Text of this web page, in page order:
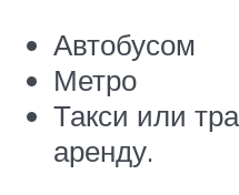
Автобусом
Метро
Такси или
аренду.